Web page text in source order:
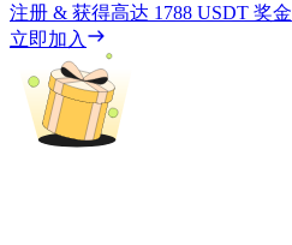
注册 & 获得高达 1788 USDT 奖金
立即加入